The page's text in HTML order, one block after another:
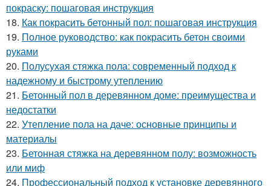
покраску: пошаговая инструкция
18. Как покрасить бетонный пол: пошаговая инструкция
19. Полное руководство: как покрасить бетон своими
руками
20. Полусухая стяжка пола: современный подход к
надежному и быстрому утеплению
21. Бетонный пол в деревянном доме: преимущества и
недостатки
22. Утепление пола на даче: основные принципы и
материалы
23. Бетонная стяжка на деревянном полу: возможность
или миф
24. Профессиональный подход к установке деревянного